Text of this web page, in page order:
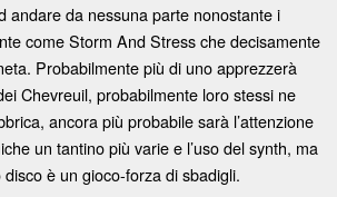
andare da nessuna parte nonostante i
come Storm And Stress che decisamente
Probabilmente più di uno apprezzerà
Chevreuil, probabilmente loro stessi ne
ancora più probabile sarà l’attenzione
un tantino più varie e l’uso del synth, ma
disco è un gioco-forza di sbadigli.